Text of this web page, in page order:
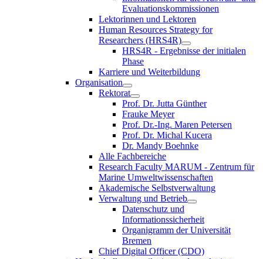
Evaluationskommissionen
Lektorinnen und Lektoren
Human Resources Strategy for
Researchers (HRS4R)
HRS4R - Ergebnisse der initialen
Phase
Karriere und Weiterbildung
Organisation
Rektorat
Prof. Dr. Jutta Günther
Frauke Meyer
Prof. Dr.-Ing. Maren Petersen
Prof. Dr. Michal Kucera
Dr. Mandy Boehnke
Alle Fachbereiche
Research Faculty MARUM - Zentrum für
Marine Umweltwissenschaften
Akademische Selbstverwaltung
Verwaltung und Betrieb
Datenschutz und
Informationssicherheit
Organigramm der Universität
Bremen
Chief Digital Officer (CDO)